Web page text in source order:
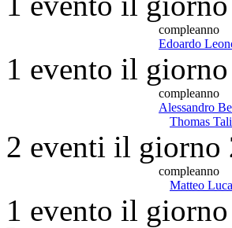
compleanno
Edoardo
1 evento il
compleanno
Alessandro
Thomas
2 eventi il giorno
compleanno
Matteo
1 evento il